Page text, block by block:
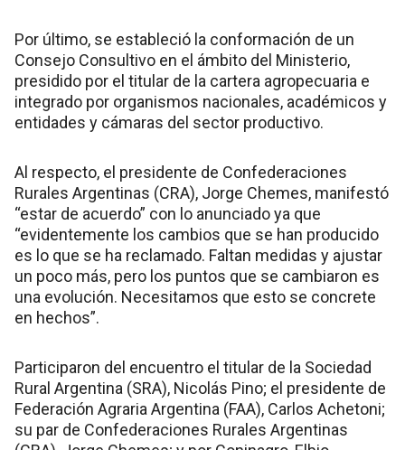
Por último, se estableció la conformación de un
Consejo Consultivo en el ámbito del Ministerio,
presidido por el titular de la cartera agropecuaria e
integrado por organismos nacionales, académicos y
entidades y cámaras del sector productivo.
Al respecto, el presidente de Confederaciones
Rurales Argentinas (CRA), Jorge Chemes, manifestó
“estar de acuerdo” con lo anunciado ya que
“evidentemente los cambios que se han producido
es lo que se ha reclamado. Faltan medidas y ajustar
un poco más, pero los puntos que se cambiaron es
una evolución. Necesitamos que esto se concrete
en hechos”.
Participaron del encuentro el titular de la Sociedad
Rural Argentina (SRA), Nicolás Pino; el presidente de
Federación Agraria Argentina (FAA), Carlos Achetoni;
su par de Confederaciones Rurales Argentinas